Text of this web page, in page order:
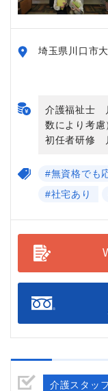
埼玉県川口市
介護福祉士
数により考慮
初任者研修
#無資格でも
#社宅あり
介護スタッ